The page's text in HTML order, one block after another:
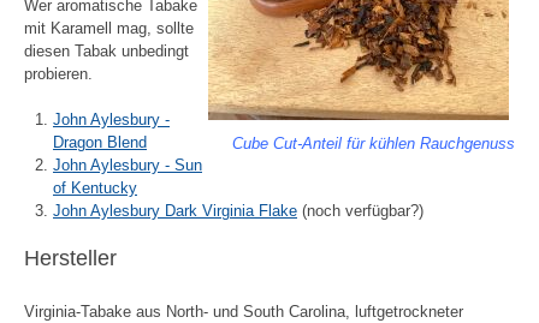
Cube Cut-Anteil für kühlen Rauchgenuss
Wer aromatische Tabake
mit Karamell mag, sollte
diesen Tabak unbedingt
probieren.
John Aylesbury -
Dragon Blend
John Aylesbury - Sun
of Kentucky
John Aylesbury Dark Virginia Flake (noch verfügbar?)
Hersteller
Virginia-Tabake aus North- und South Carolina, luftgetrockneter